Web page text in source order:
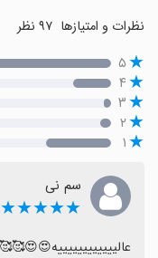
نظرات و امتیازها
۵
۴
۳
۲
۱
سم نی
★★★★★